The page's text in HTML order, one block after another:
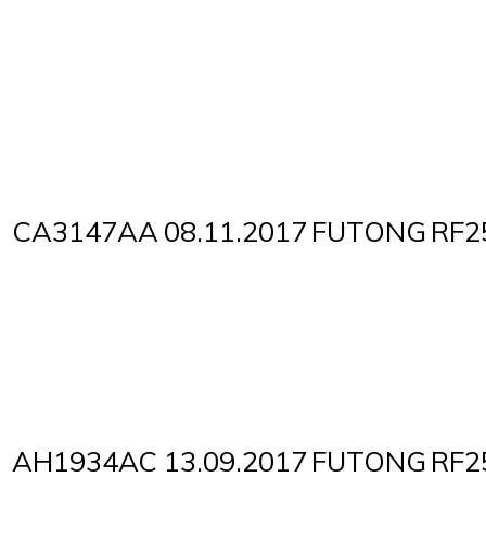
CA3147AA 08.11.2017 FUTONG
AH1934AC 13.09.2017 FUTONG